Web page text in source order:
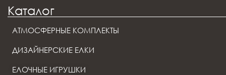
Каталог
АТМОСФЕРНЫЕ КОМПЛЕКТЫ
ДИЗАЙНЕРСКИЕ ЕЛКИ
ЕЛОЧНЫЕ ИГРУШКИ